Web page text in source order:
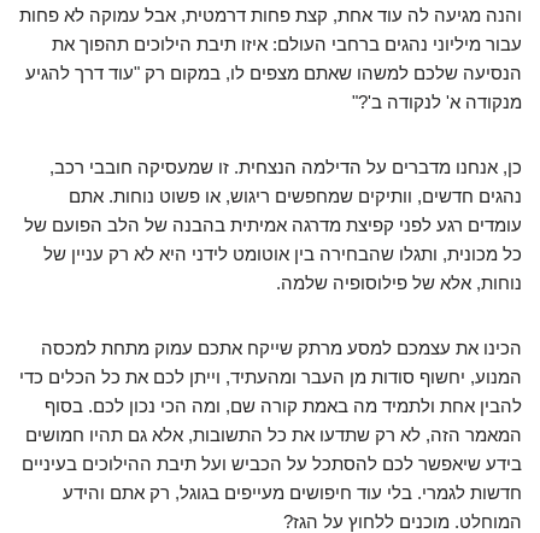
והנה מגיעה לה עוד אחת, קצת פחות דרמטית, אבל עמוקה לא פחות
עבור מיליוני נהגים ברחבי העולם: איזו תיבת הילוכים תהפוך את
הנסיעה שלכם למשהו שאתם מצפים לו, במקום רק "עוד דרך להגיע
מנקודה א' לנקודה ב'?"
כן, אנחנו מדברים על הדילמה הנצחית. זו שמעסיקה חובבי רכב,
נהגים חדשים, וותיקים שמחפשים ריגוש, או פשוט נוחות. אתם
עומדים רגע לפני קפיצת מדרגה אמיתית בהבנה של הלב הפועם של
כל מכונית, ותגלו שהבחירה בין אוטומט לידני היא לא רק עניין של
נוחות, אלא של פילוסופיה שלמה.
הכינו את עצמכם למסע מרתק שייקח אתכם עמוק מתחת למכסה
המנוע, יחשוף סודות מן העבר ומהעתיד, וייתן לכם את כל הכלים כדי
להבין אחת ולתמיד מה באמת קורה שם, ומה הכי נכון לכם. בסוף
המאמר הזה, לא רק שתדעו את כל התשובות, אלא גם תהיו חמושים
בידע שיאפשר לכם להסתכל על הכביש ועל תיבת ההילוכים בעיניים
חדשות לגמרי. בלי עוד חיפושים מעייפים בגוגל, רק אתם והידע
המוחלט. מוכנים ללחוץ על הגז?